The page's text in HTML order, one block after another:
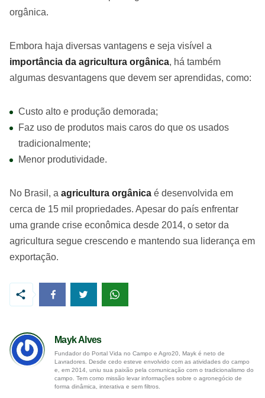
Embora haja diversas vantagens e seja visível a
importância da agricultura orgânica, há também
algumas desvantagens que devem ser aprendidas, como:
Custo alto e produção demorada;
Faz uso de produtos mais caros do que os usados
tradicionalmente;
Menor produtividade.
No Brasil, a agricultura orgânica é desenvolvida em
cerca de 15 mil propriedades. Apesar do país enfrentar
uma grande crise econômica desde 2014, o setor da
agricultura segue crescendo e mantendo sua liderança em
exportação.
Mayk Alves
Fundador do Portal Vida no Campo e Agro20, Mayk é neto de
Lavradores. Desde cedo esteve envolvido com as atividades do campo
e, em 2014, uniu sua paixão pela comunicação com o tradicionalismo do
campo. Tem como missão levar informações sobre o agronegócio de
forma dinâmica, interativa e sem filtros.